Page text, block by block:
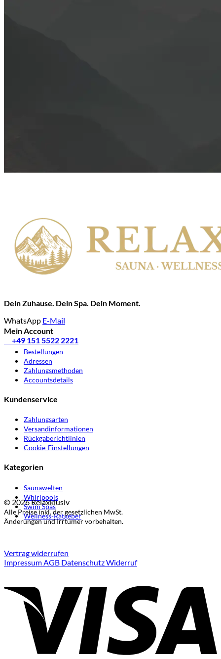
Dein Zuhause. Dein Spa. Dein Moment.
WhatsApp E-Mail
+49 151 5522 2221
Mein Account
Bestellungen
Adressen
Zahlungsmethoden
Accountsdetails
Kundenservice
Zahlungsarten
Versandinformationen
Rückgaberichtlinien
Cookie-Einstellungen
Kategorien
Saunawelten
Whirlpools
Swim Spas
Wellness-Ratgeber
© 2026 Relaxklusiv
Alle Preise inkl. der gesetzlichen MwSt.
Änderungen und Irrtümer vorbehalten.
Vertrag widerrufen
Impressum AGB DatenschutzWiderruf